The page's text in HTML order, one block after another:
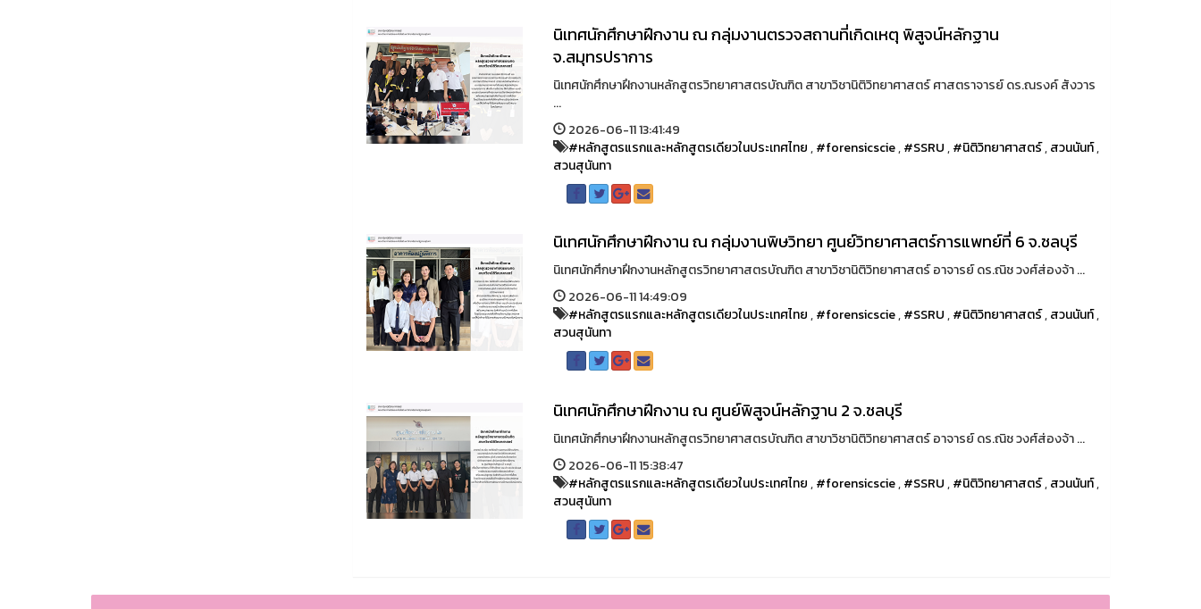
นิเทศนักศึกษาฝึกงาน ณ กลุ่มงานตรวจสถานที่เกิดเหตุ พิสูจน์หลักฐาน
จ.สมุทรปราการ
นิเทศนักศึกษาฝึกงานหลักสูตรวิทยาศาสตรบัณฑิต สาขาวิชานิติวิทยาศาสตร์ ศาสตราจารย์ ดร.ณรงค์ สังวาร
...
2026-06-11 13:41:49
#หลักสูตรแรกและหลักสูตรเดียวในประเทศไทย,#forensicscie,#SSRU,#นิติวิทยาศาสตร์,สวนนันท์,
สวนสุนันทา
นิเทศนักศึกษาฝึกงาน ณ กลุ่มงานพิษวิทยา ศูนย์วิทยาศาสตร์การแพทย์ที่ 6 จ.ชลบุรี
นิเทศนักศึกษาฝึกงานหลักสูตรวิทยาศาสตรบัณฑิต สาขาวิชานิติวิทยาศาสตร์ อาจารย์ ดร.ณิช วงศ์ส่องจ้า ...
2026-06-11 14:49:09
#หลักสูตรแรกและหลักสูตรเดียวในประเทศไทย,#forensicscie,#SSRU,#นิติวิทยาศาสตร์,สวนนันท์,
สวนสุนันทา
นิเทศนักศึกษาฝึกงาน ณ ศูนย์พิสูจน์หลักฐาน 2 จ.ชลบุรี
นิเทศนักศึกษาฝึกงานหลักสูตรวิทยาศาสตรบัณฑิต สาขาวิชานิติวิทยาศาสตร์ อาจารย์ ดร.ณิช วงศ์ส่องจ้า ...
2026-06-11 15:38:47
#หลักสูตรแรกและหลักสูตรเดียวในประเทศไทย,#forensicscie,#SSRU,#นิติวิทยาศาสตร์,สวนนันท์,
สวนสุนันทา